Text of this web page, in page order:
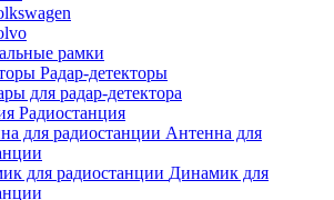
рамки
Радар-детекторы
для радар-детектора
Радиостанция
Антенна для
Динамик для